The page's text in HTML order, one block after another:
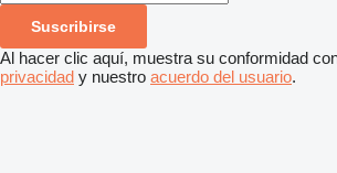
Suscribirse
Al hacer clic aquí, muestra su conformidad
privacidad y nuestro acuerdo del usuario.